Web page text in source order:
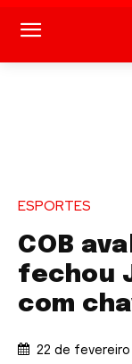
ESPORTES
COB
fechou
com
22 de fevereiro